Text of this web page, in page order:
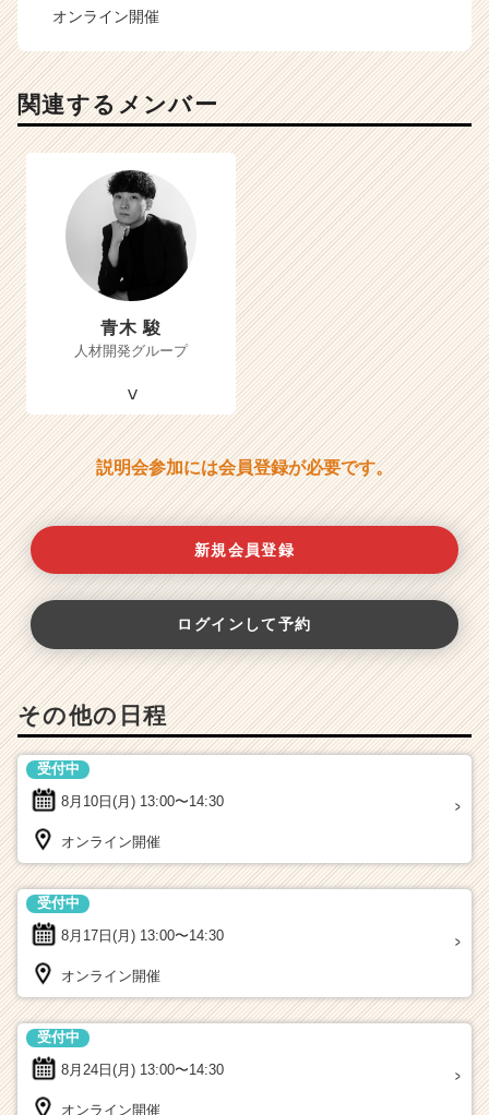
オンライン開催
関連するメンバー
青木 駿
人材開発グループ
説明会参加には会員登録が必要です。
新規会員登録
ログインして予約
その他の日程
8月10日(月) 13:00〜14:30
受付中
オンライン開催
8月17日(月) 13:00〜14:30
受付中
オンライン開催
8月24日(月) 13:00〜14:30
受付中
オンライン開催